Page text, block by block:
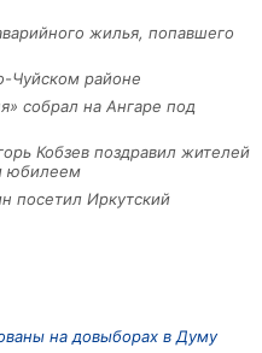
жилья, попавшего
Чуйском районе
собрал на Ангаре под
Кобзев поздравил жителей
юбилеем
посетил Иркутский
на довыборах в Думу